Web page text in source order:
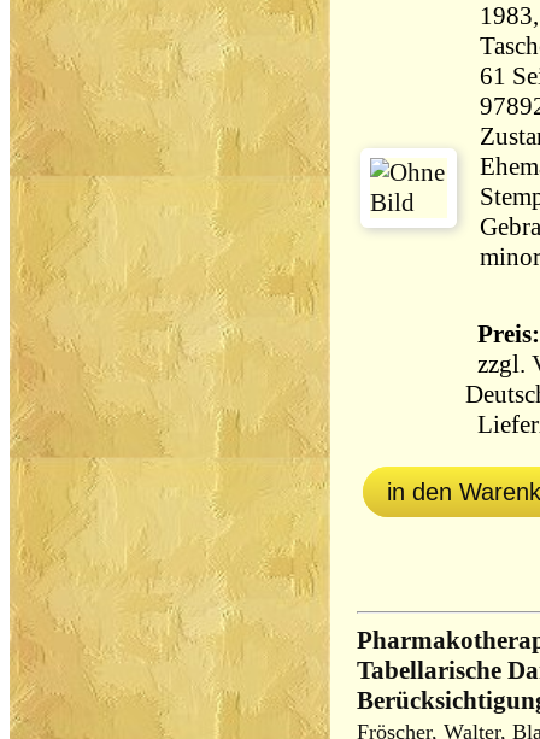
61 Seiten
zzgl.
in den
Tabellarische
Fröscher, Walter,